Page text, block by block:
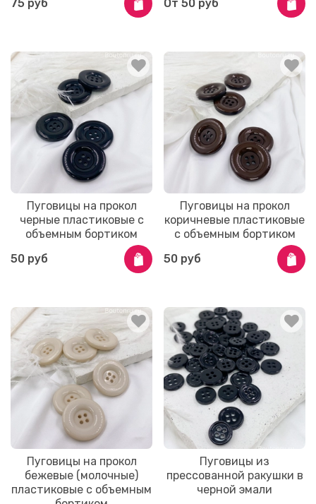
75 руб
От 50 руб
Пуговицы на прокол
черные пластиковые с
объемным бортиком
50 руб
Пуговицы на прокол
коричневые пластиковые
с объемным бортиком
50 руб
Пуговицы на прокол
бежевые (молочные)
пластиковые с объемным
Пуговицы из
прессованной ракушки в
черной эмали